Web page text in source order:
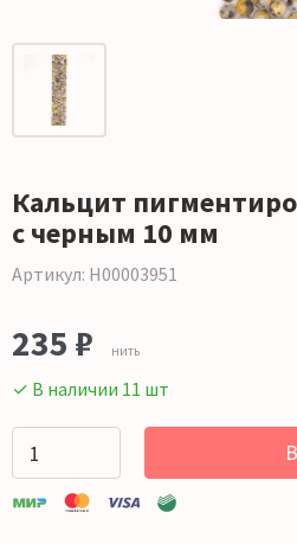
Кальцит
с черным 10 мм
Артикул: Н00003951
235 ₽ нить
✓ В наличии 11 шт